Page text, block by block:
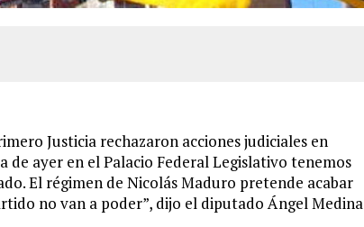
Justicia rechazaron acciones judiciales en
ayer en el Palacio Federal Legislativo tenemos
El régimen de Nicolás Maduro pretende acabar
no van a poder”, dijo el diputado Ángel Medina